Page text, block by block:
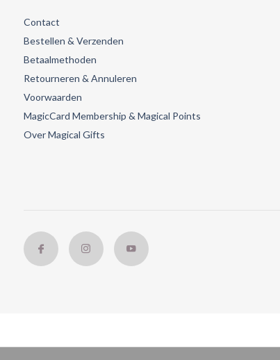
Contact
Bestellen & Verzenden
Betaalmethoden
Retourneren & Annuleren
Voorwaarden
MagicCard Membership & Magical Points
Over Magical Gifts